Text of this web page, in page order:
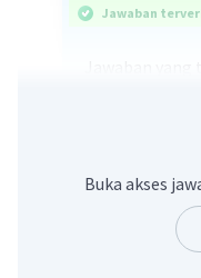
Jawaban
Pembahasan :
Buka akses